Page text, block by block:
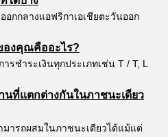
อกกลางแอฟริกาเอเชียตะวันออก
องคุณคืออะไร?
รชำระเงินทุกประเภทเช่น T / T, L
นที่แตกต่างกันในภาชนะเดียว
ารถผสมในภาชนะเดียวได้แม้แต่